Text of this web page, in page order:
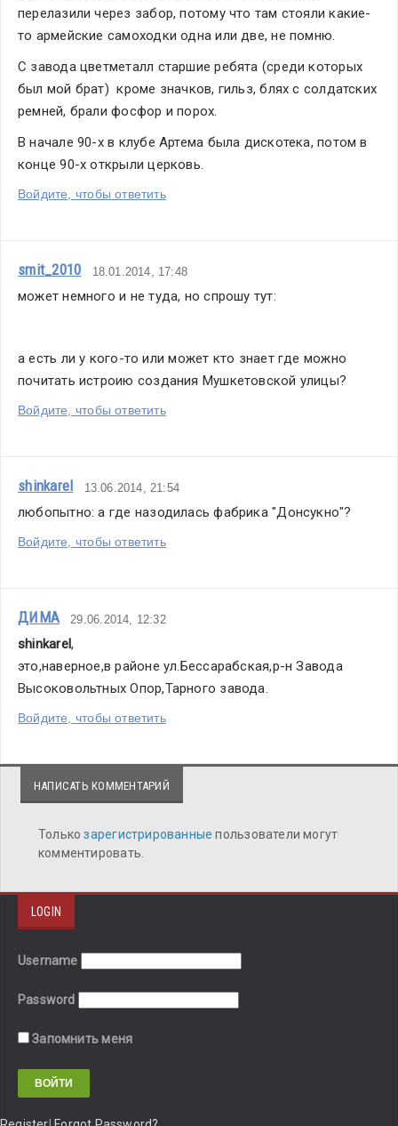
перелазили через забор, потому что там стояли какие-
то армейские самоходки одна или две, не помню.
С завода цветметалл старшие ребята (среди которых
был мой брат)  кроме значков, гильз, блях с солдатских
ремней, брали фосфор и порох.
В начале 90-х в клубе Артема была дискотека, потом в
конце 90-х открыли церковь.
Войдите, чтобы ответить
smit_2010 18.01.2014, 17:48
может немного и не туда, но спрошу тут:
а есть ли у кого-то или может кто знает где можно
почитать истроию создания Мушкетовской улицы?
Войдите, чтобы ответить
shinkarel 13.06.2014, 21:54
любопытно: а где назодилась фабрика "Донсукно"?
Войдите, чтобы ответить
ДИМА 29.06.2014, 12:32
shinkarel,
это,наверное,в районе ул.Бессарабская,р-н Завода
Высоковольтных Опор,Тарного завода.
Войдите, чтобы ответить
НАПИСАТЬ КОММЕНТАРИЙ
Толькозарегистрированныепользователи могут
комментировать.
LOGIN
Username
Password
Запомнить меня